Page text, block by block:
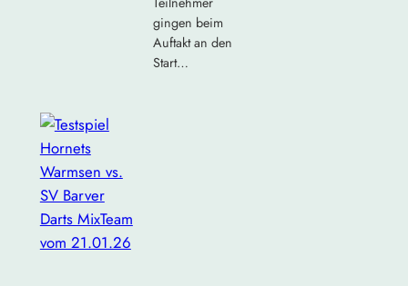
gingen beim
Auftakt an den
Start…